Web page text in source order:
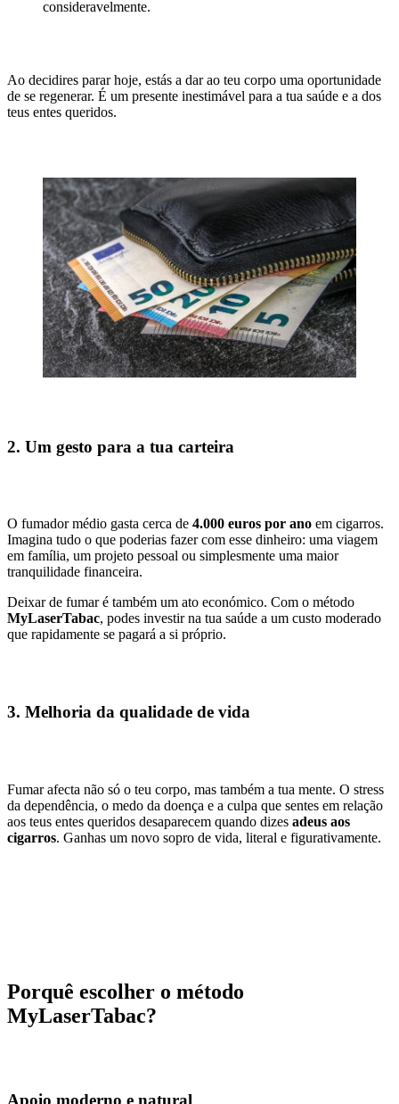
consideravelmente.
Ao decidires parar hoje, estás a dar ao teu corpo uma oportunidade
de se regenerar. É um presente inestimável para a tua saúde e a dos
teus entes queridos.
2. Um gesto para a tua carteira
O fumador médio gasta cerca de 4.000 euros por ano em cigarros.
Imagina tudo o que poderias fazer com esse dinheiro: uma viagem
em família, um projeto pessoal ou simplesmente uma maior
tranquilidade financeira.
Deixar de fumar é também um ato económico. Com o método
MyLaserTabac, podes investir na tua saúde a um custo moderado
que rapidamente se pagará a si próprio.
3. Melhoria da qualidade de vida
Fumar afecta não só o teu corpo, mas também a tua mente. O stress
da dependência, o medo da doença e a culpa que sentes em relação
aos teus entes queridos desaparecem quando dizes adeus aos
cigarros. Ganhas um novo sopro de vida, literal e figurativamente.
Porquê escolher o método
MyLaserTabac?